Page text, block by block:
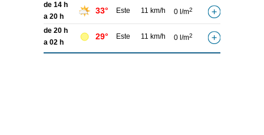
de 14 h
a 20 h
33° Este 11 km/h 0 l/m2
de 20 h
a 02 h
29° Este 11 km/h 0 l/m2